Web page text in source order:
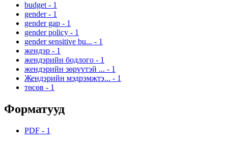
budget - 1
gender - 1
gender gap - 1
gender policy - 1
gender sensitive bu... - 1
жендэр - 1
жендэрийн бодлого - 1
жендэрийн зөрүүтэй ... - 1
Жендэрийн мэдрэмжтэ... - 1
төсөв - 1
Форматууд
PDF - 1